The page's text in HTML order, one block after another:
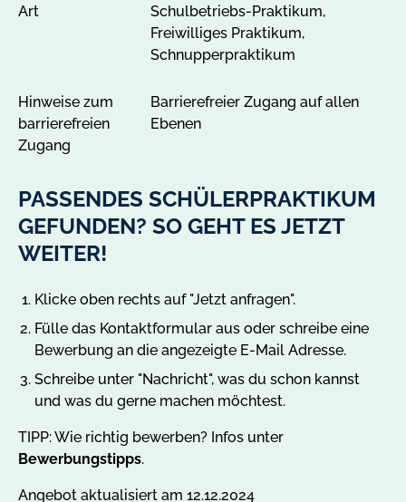
Art
Schulbetriebs-Praktikum,
Freiwilliges Praktikum,
Schnupperpraktikum
Hinweise zum
barrierefreien
Zugang
Barrierefreier Zugang auf allen
Ebenen
PASSENDES SCHÜLERPRAKTIKUM
GEFUNDEN? SO GEHT ES JETZT
WEITER!
Klicke oben rechts auf "Jetzt anfragen".
Fülle das Kontaktformular aus oder schreibe eine
Bewerbung an die angezeigte E-Mail Adresse.
Schreibe unter "Nachricht", was du schon kannst
und was du gerne machen möchtest.
TIPP: Wie richtig bewerben? Infos unter
Bewerbungstipps.
Angebot aktualisiert am 12.12.2024